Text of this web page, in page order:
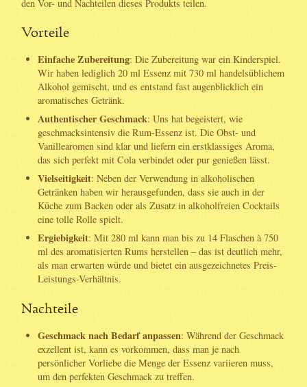
den Vor- und Nachteilen dieses Produkts teilen.
Vorteile
Einfache Zubereitung: Die Zubereitung war ein Kinderspiel.
Wir haben lediglich 20 ml Essenz mit 730 ml handelsüblichem
Alkohol gemischt, und es entstand fast augenblicklich ein
aromatisches Getränk.
Authentischer Geschmack: Uns hat begeistert, wie
geschmacksintensiv die Rum-Essenz ist. Die Obst- und
Vanillearomen sind klar und liefern ein erstklassiges Aroma,
das sich perfekt mit Cola verbindet oder pur genießen lässt.
Vielseitigkeit: Neben der Verwendung in alkoholischen
Getränken haben wir herausgefunden, dass sie auch in der
Küche zum Backen oder als Zusatz in alkoholfreien Cocktails
eine tolle Rolle spielt.
Ergiebigkeit: Mit 280 ml kann man bis zu 14 Flaschen à 750
ml des aromatisierten Rums herstellen – das ist deutlich mehr,
als man erwarten würde und bietet ein ausgezeichnetes Preis-
Leistungs-Verhältnis.
Nachteile
Geschmack nach Bedarf anpassen: Während der Geschmack
exzellent ist, kann es vorkommen, dass man je nach
persönlicher Vorliebe die Menge der Essenz variieren muss,
um den perfekten Geschmack zu treffen.